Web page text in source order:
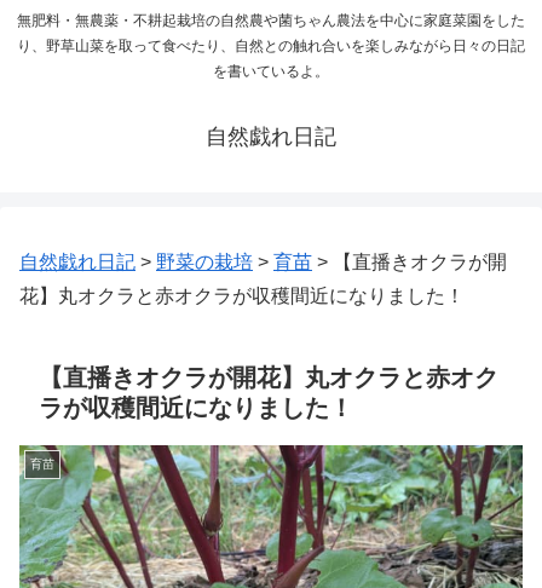
無肥料・無農薬・不耕起栽培の自然農や菌ちゃん農法を中心に家庭菜園をした
り、野草山菜を取って食べたり、自然との触れ合いを楽しみながら日々の日記
を書いているよ。
自然戯れ日記
自然戯れ日記 > 野菜の栽培 > 育苗 >
【直播きオクラが開
花】丸オクラと赤オクラが収穫間近になりました！
【直播きオクラが開花】丸オクラと赤オク
ラが収穫間近になりました！
育苗